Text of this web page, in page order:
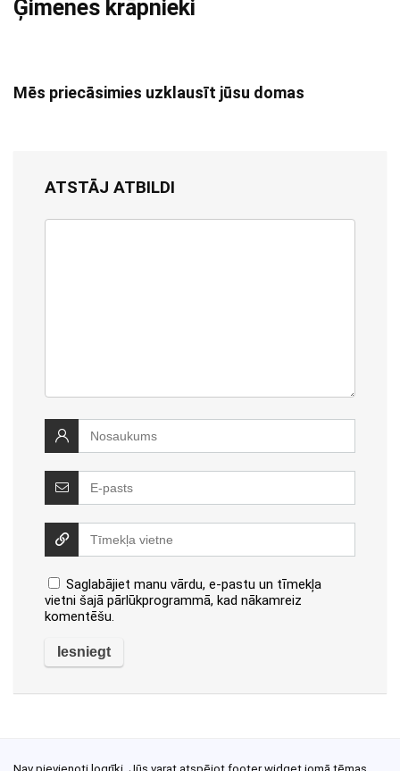
Ģimenes krāpnieki
Mēs priecāsimies uzklausīt jūsu domas
ATSTĀJ ATBILDI
Saglabājiet manu vārdu, e-pastu un tīmekļa
vietni šajā pārlūkprogrammā, kad nākamreiz
komentēšu.